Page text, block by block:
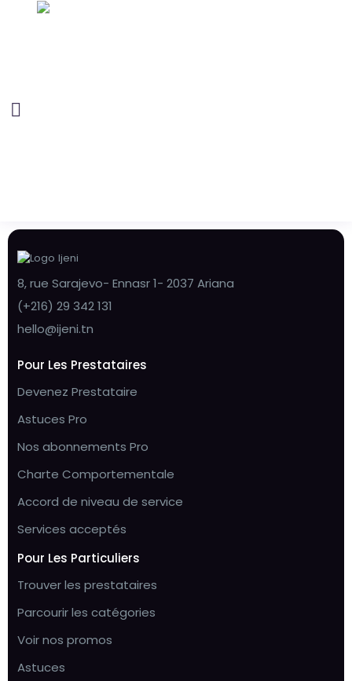
8, rue Sarajevo- Ennasr 1- 2037 Ariana
(+216) 29 342 131
hello@ijeni.tn
Pour Les Prestataires
Devenez Prestataire
Astuces Pro
Nos abonnements Pro
Charte Comportementale
Accord de niveau de service
Services acceptés
Pour Les Particuliers
Trouver les prestataires
Parcourir les catégories
Voir nos promos
Astuces